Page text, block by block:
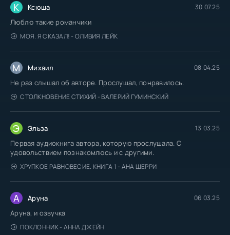
К Ксюша 30.07.25
Люблю такие романчики
МОЯ. Я СКАЗАЛ! - ОЛИВИЯ ЛЕЙК
М Михаил 08.04.25
Не раз слышал об авторе. Прослушал, понравилось.
СТОЛКНОВЕНИЕ СТИХИЙ - ВАЛЕРИЙ ГУМИНСКИЙ
Э Эльза 13.03.25
Первая аудиокнига автора, которую прослушала. С
удовольствием познакомлюсь и с другими.
ХРУПКОЕ РАВНОВЕСИЕ. КНИГА 1 - АНА ШЕРРИ
А Аруна 06.03.25
Аруна, и озвучка
ПОКЛОННИК - АННА ДЖЕЙН